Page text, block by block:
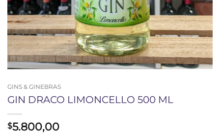
GINS & GINEBRAS
GIN DRACO LIMONCELLO 500 ML
$5.800,00